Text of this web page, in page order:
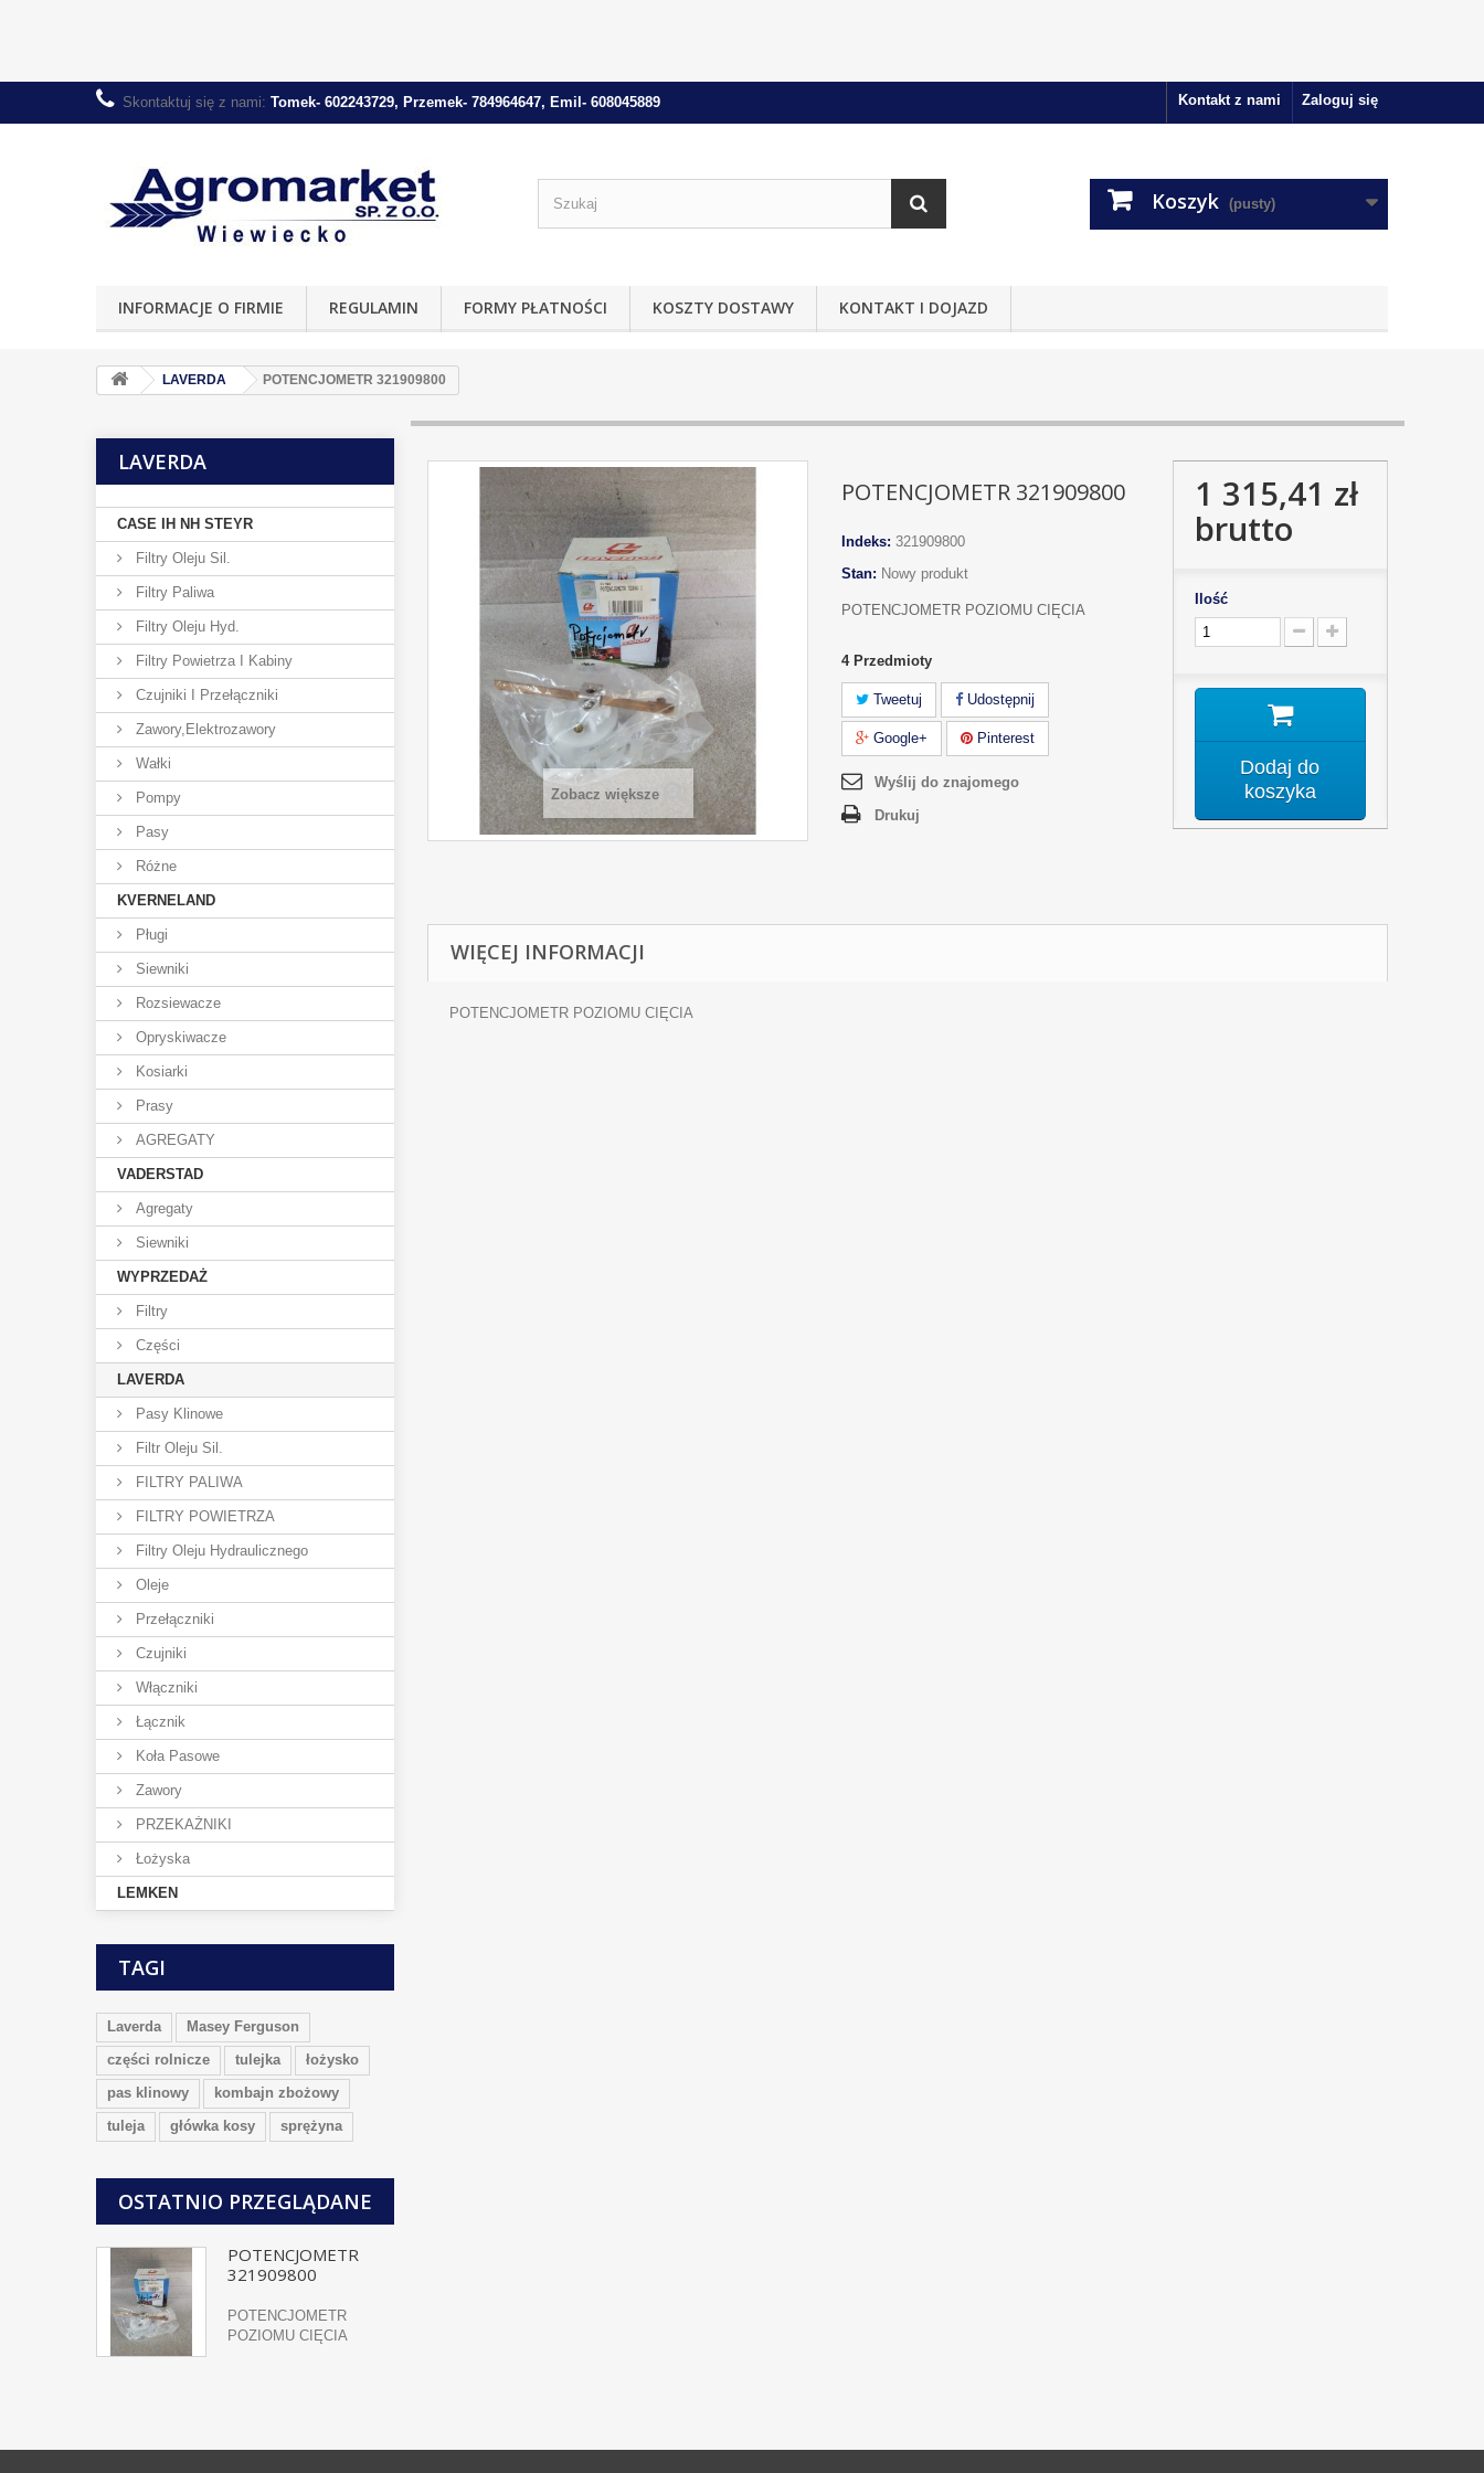
Zaloguj się
Kontakt z nami
Skontaktuj się z nami: Tomek- 602243729, Przemek- 784964647, Emil- 608045889
Koszyk (pusty)
INFORMACJE O FIRMIE REGULAMIN FORMY PŁATNOŚCI KOSZTY DOSTAWY KONTAKT I DOJAZD
LAVERDA POTENCJOMETR 321909800
LAVERDA
CASE IH NH STEYR
Filtry Oleju Sil.
Filtry Paliwa
Filtry Oleju Hyd.
Filtry Powietrza I Kabiny
Czujniki I Przełączniki
Zawory,elektrozawory
Wałki
Pompy
Pasy
Różne
KVERNELAND
Pługi
Siewniki
Rozsiewacze
Opryskiwacze
Kosiarki
Prasy
AGREGATY
VADERSTAD
Agregaty
Siewniki
WYPRZEDAŻ
Filtry
Części
LAVERDA
Pasy Klinowe
Filtr Oleju Sil.
FILTRY PALIWA
FILTRY POWIETRZA
Filtry Oleju Hydraulicznego
Oleje
Przełączniki
Czujniki
Włączniki
Łącznik
Koła Pasowe
Zawory
PRZEKAŻNIKI
Łożyska
LEMKEN
TAGI
Laverda
Masey Ferguson
części rolnicze
tulejka
łożysko
pas klinowy
kombajn zbożowy
tuleja
główka kosy sprężyna
OSTATNIO PRZEGLĄDANE
POTENCJOMETR
321909800
POTENCJOMETR
POZIOMU CIĘCIA
Zobacz większe
POTENCJOMETR 321909800
Indeks: 321909800
Stan: Nowy produkt
POTENCJOMETR POZIOMU CIĘCIA
4 Przedmioty
Tweetuj Udostępnij
Google+ Pinterest
Wyślij do znajomego
Drukuj
1 315,41 zł
brutto
Ilość
Dodaj do
koszyka
WIĘCEJ INFORMACJI
POTENCJOMETR POZIOMU CIĘCIA